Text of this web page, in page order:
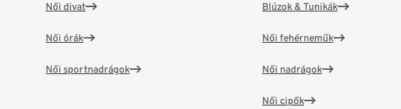
Női divat
Női órák
Női sportnadrágok
Blúzok & Tunikák
Női fehérneműk
Női nadrágok
Női cipők